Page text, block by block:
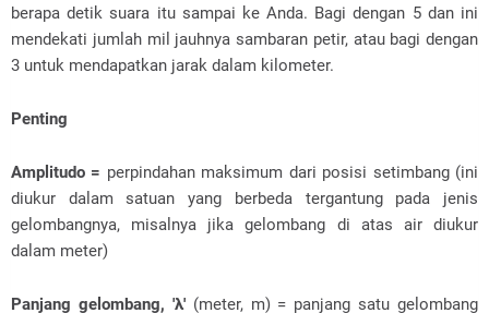
berapa detik suara itu sampai ke Anda. Bagi dengan 5 dan ini
mendekati jumlah mil jauhnya sambaran petir, atau bagi dengan
3 untuk mendapatkan jarak dalam kilometer.
Penting
Amplitudo = perpindahan maksimum dari posisi setimbang (ini
diukur dalam satuan yang berbeda tergantung pada jenis
gelombangnya, misalnya jika gelombang di atas air diukur
dalam meter)
Panjang gelombang, 'λ' (meter, m) = panjang satu gelombang